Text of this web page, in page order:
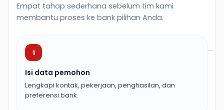
Empat tahap sederhana sebelum tim kami
membantu proses ke bank pilihan Anda.
1
Isi data pemohon
Lengkapi kontak, pekerjaan, penghasilan, dan
preferensi bank.